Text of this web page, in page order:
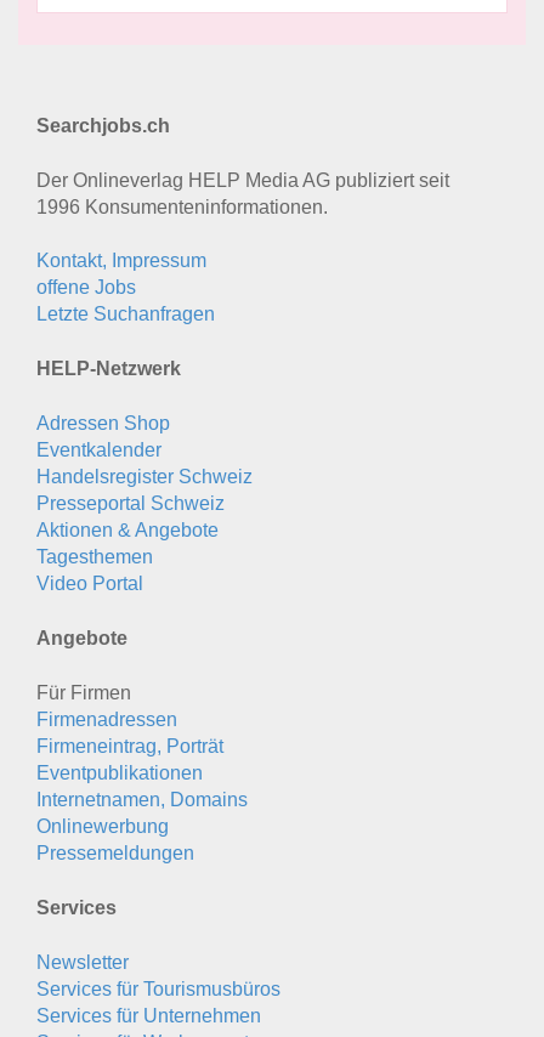
Searchjobs.ch
Der Onlineverlag HELP Media AG publiziert seit
1996 Konsumenten­informationen.
Kontakt, Impressum
offene Jobs
Letzte Suchanfragen
HELP-Netzwerk
Adressen Shop
Eventkalender
Handelsregister Schweiz
Presseportal Schweiz
Aktionen & Angebote
Tagesthemen
Video Portal
Angebote
Für Firmen
Firmenadressen
Firmeneintrag, Porträt
Eventpublikationen
Internetnamen, Domains
Onlinewerbung
Pressemeldungen
Services
Newsletter
Services für Tourismusbüros
Services für Unternehmen